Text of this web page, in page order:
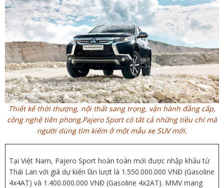
Thiết kế thời thượng, nội thất sang trọng, vận hành đẳng cấp,
công nghệ tiên phong,Pajero Sport có tất cả những tiêu chí mà
người dùng tìm kiếm ở một mẫu xe SUV mới.
Tại Việt Nam, Pajero Sport hoàn toàn mới được nhập khẩu từ
Thái Lan với giá dự kiến lần lượt là 1.550.000.000 VNĐ (Gasoline
4x4AT) và 1.400.000.000 VNĐ (Gasoline 4x2AT). MMV mang